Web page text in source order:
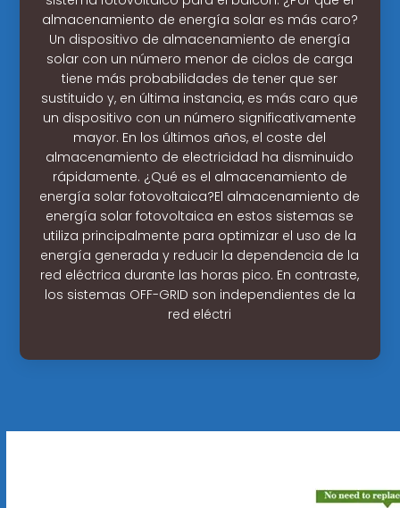
almacenamiento de energía solar es más caro?
Un dispositivo de almacenamiento de energía
solar con un número menor de ciclos de carga
tiene más probabilidades de tener que ser
sustituido y, en última instancia, es más caro que
un dispositivo con un número significativamente
mayor. En los últimos años, el coste del
almacenamiento de electricidad ha disminuido
rápidamente. ¿Qué es el almacenamiento de
energía solar fotovoltaica?El almacenamiento de
energía solar fotovoltaica en estos sistemas se
utiliza principalmente para optimizar el uso de la
energía generada y reducir la dependencia de la
red eléctrica durante las horas pico. En contraste,
los sistemas OFF-GRID son independientes de la
red eléctri